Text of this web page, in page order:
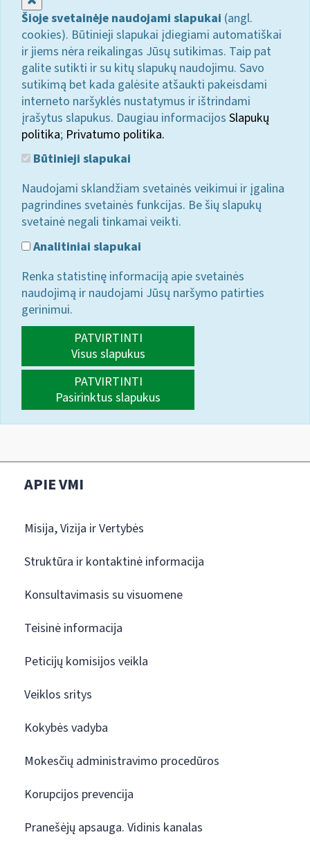
Šioje svetainėje naudojami slapukai (angl.
cookies). Būtinieji slapukai įdiegiami automatiškai
ir jiems nėra reikalingas Jūsų sutikimas. Taip pat
galite sutikti ir su kitų slapukų naudojimu. Savo
sutikimą bet kada galėsite atšaukti pakeisdami
interneto naršyklės nustatymus ir ištrindami
įrašytus slapukus. Daugiau informacijos Slapukų
politika; Privatumo politika.
Būtinieji slapukai
Naudojami sklandžiam svetainės veikimui ir įgalina
pagrindines svetainės funkcijas. Be šių slapukų
svetainė negali tinkamai veikti.
Analitiniai slapukai
Renka statistinę informaciją apie svetainės
naudojimą ir naudojami Jūsų naršymo patirties
gerinimui.
PATVIRTINTI
Visus slapukus
PATVIRTINTI
Pasirinktus slapukus
APIE VMI
Misija, Vizija ir Vertybės
Struktūra ir kontaktinė informacija
Konsultavimasis su visuomene
Teisinė informacija
Peticijų komisijos veikla
Veiklos sritys
Kokybės vadyba
Mokesčių administravimo procedūros
Korupcijos prevencija
Pranešėjų apsauga. Vidinis kanalas